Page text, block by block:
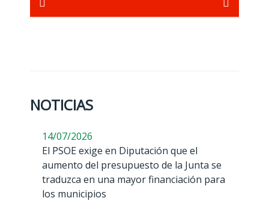
NOTICIAS
14/07/2026
El PSOE exige en Diputación que el
aumento del presupuesto de la Junta se
traduzca en una mayor financiación para
los municipios